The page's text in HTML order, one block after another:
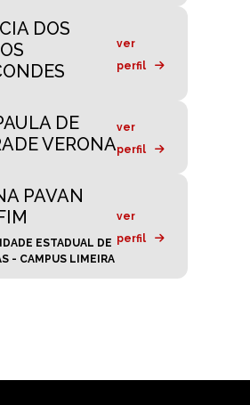
DOS
ver
perfil
DE
VERONA
ver
perfil
PAVAN
ESTADUAL DE
- CAMPUS LIMEIRA
ver
perfil